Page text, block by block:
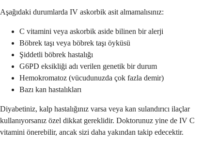
Aşağıdaki durumlarda IV askorbik asit almamalısınız:
C vitamini veya askorbik aside bilinen bir alerji
Böbrek taşı veya böbrek taşı öyküsü
Şiddetli böbrek hastalığı
G6PD eksikliği adı verilen genetik bir durum
Hemokromatoz (vücudunuzda çok fazla demir)
Bazı kan hastalıkları
Diyabetiniz, kalp hastalığınız varsa veya kan sulandırıcı ilaçlar
kullanıyorsanız özel dikkat gereklidir. Doktorunuz yine de IV C
vitamini önerebilir, ancak sizi daha yakından takip edecektir.